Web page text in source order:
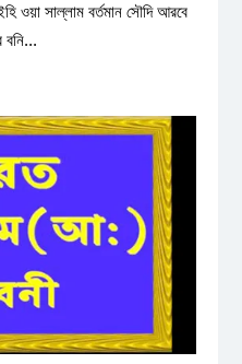
ওয়া সাল্লাম বর্তমান সৌদি আরবে
বনি...